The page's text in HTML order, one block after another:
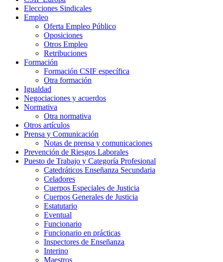
Elecciones Sindicales
Empleo
Oferta Empleo Público
Oposiciones
Otros Empleo
Retribuciones
Formación
Formación CSIF específica
Otra formación
Igualdad
Negociaciones y acuerdos
Normativa
Otra normativa
Otros artículos
Prensa y Comunicación
Notas de prensa y comunicaciones
Prevención de Riesgos Laborales
Puesto de Trabajo y Categoría Profesional
Catedráticos Enseñanza Secundaria
Celadores
Cuerpos Especiales de Justicia
Cuerpos Generales de Justicia
Estatutario
Eventual
Funcionario
Funcionario en prácticas
Inspectores de Enseñanza
Interino
Maestros